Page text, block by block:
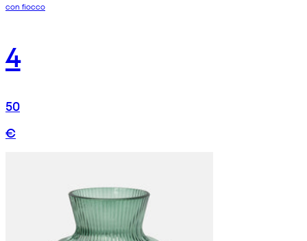
con fiocco
4
50
€